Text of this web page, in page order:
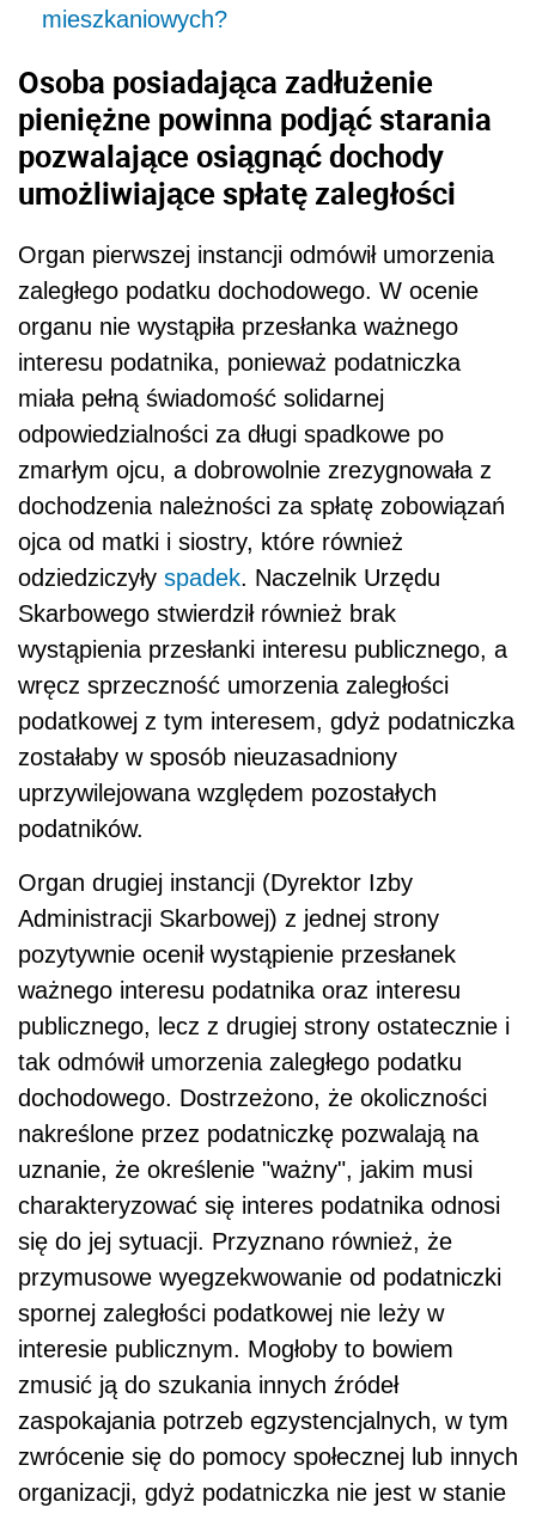
mieszkaniowych?
Osoba posiadająca zadłużenie
pieniężne powinna podjąć starania
pozwalające osiągnąć dochody
umożliwiające spłatę zaległości
Organ pierwszej instancji odmówił umorzenia
zaległego podatku dochodowego. W ocenie
organu nie wystąpiła przesłanka ważnego
interesu podatnika, ponieważ podatniczka
miała pełną świadomość solidarnej
odpowiedzialności za długi spadkowe po
zmarłym ojcu, a dobrowolnie zrezygnowała z
dochodzenia należności za spłatę zobowiązań
ojca od matki i siostry, które również
odziedziczyły spadek. Naczelnik Urzędu
Skarbowego stwierdził również brak
wystąpienia przesłanki interesu publicznego, a
wręcz sprzeczność umorzenia zaległości
podatkowej z tym interesem, gdyż podatniczka
zostałaby w sposób nieuzasadniony
uprzywilejowana względem pozostałych
podatników.
Organ drugiej instancji (Dyrektor Izby
Administracji Skarbowej) z jednej strony
pozytywnie ocenił wystąpienie przesłanek
ważnego interesu podatnika oraz interesu
publicznego, lecz z drugiej strony ostatecznie i
tak odmówił umorzenia zaległego podatku
dochodowego. Dostrzeżono, że okoliczności
nakreślone przez podatniczkę pozwalają na
uznanie, że określenie "ważny", jakim musi
charakteryzować się interes podatnika odnosi
się do jej sytuacji. Przyznano również, że
przymusowe wyegzekwowanie od podatniczki
spornej zaległości podatkowej nie leży w
interesie publicznym. Mogłoby to bowiem
zmusić ją do szukania innych źródeł
zaspokajania potrzeb egzystencjalnych, w tym
zwrócenie się do pomocy społecznej lub innych
organizacji, gdyż podatniczka nie jest w stanie